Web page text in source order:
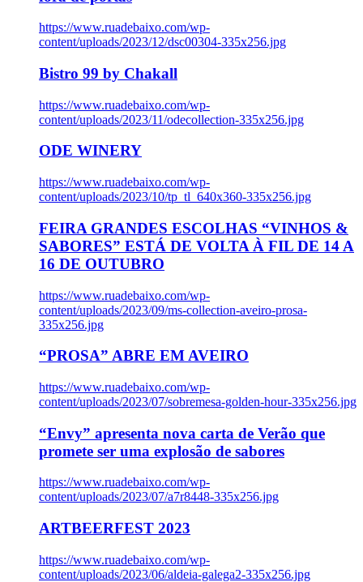
https://www.ruadebaixo.com/wp-
content/uploads/2023/12/dsc00304-335x256.jpg
Bistro 99 by Chakall
https://www.ruadebaixo.com/wp-
content/uploads/2023/11/odecollection-335x256.jpg
ODE WINERY
https://www.ruadebaixo.com/wp-
content/uploads/2023/10/tp_tl_640x360-335x256.jpg
FEIRA GRANDES ESCOLHAS “VINHOS &
SABORES” ESTÁ DE VOLTA À FIL DE 14 A
16 DE OUTUBRO
https://www.ruadebaixo.com/wp-
content/uploads/2023/09/ms-collection-aveiro-prosa-
335x256.jpg
“PROSA” ABRE EM AVEIRO
https://www.ruadebaixo.com/wp-
content/uploads/2023/07/sobremesa-golden-hour-335x256.jpg
“Envy” apresenta nova carta de Verão que
promete ser uma explosão de sabores
https://www.ruadebaixo.com/wp-
content/uploads/2023/07/a7r8448-335x256.jpg
ARTBEERFEST 2023
https://www.ruadebaixo.com/wp-
content/uploads/2023/06/aldeia-galega2-335x256.jpg